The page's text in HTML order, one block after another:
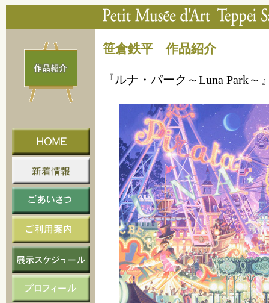
笹倉鉄平 作品紹介
『ルナ・パーク～Luna Park～